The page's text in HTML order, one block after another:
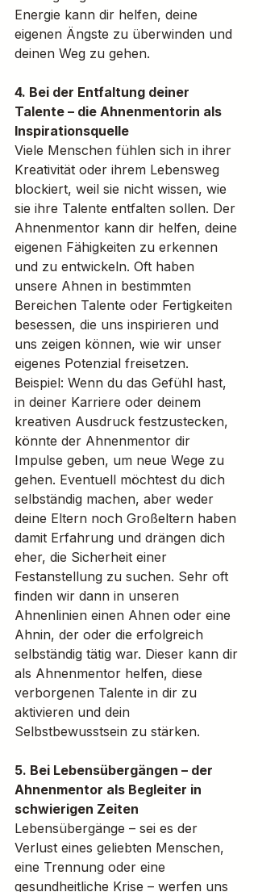
Energie kann dir helfen, deine
eigenen Ängste zu überwinden und
deinen Weg zu gehen.
4. Bei der Entfaltung deiner
Talente – die Ahnenmentorin als
Inspirationsquelle
Viele Menschen fühlen sich in ihrer
Kreativität oder ihrem Lebensweg
blockiert, weil sie nicht wissen, wie
sie ihre Talente entfalten sollen. Der
Ahnenmentor kann dir helfen, deine
eigenen Fähigkeiten zu erkennen
und zu entwickeln. Oft haben
unsere Ahnen in bestimmten
Bereichen Talente oder Fertigkeiten
besessen, die uns inspirieren und
uns zeigen können, wie wir unser
eigenes Potenzial freisetzen.
Beispiel: Wenn du das Gefühl hast,
in deiner Karriere oder deinem
kreativen Ausdruck festzustecken,
könnte der Ahnenmentor dir
Impulse geben, um neue Wege zu
gehen. Eventuell möchtest du dich
selbständig machen, aber weder
deine Eltern noch Großeltern haben
damit Erfahrung und drängen dich
eher, die Sicherheit einer
Festanstellung zu suchen. Sehr oft
finden wir dann in unseren
Ahnenlinien einen Ahnen oder eine
Ahnin, der oder die erfolgreich
selbständig tätig war. Dieser kann dir
als Ahnenmentor helfen, diese
verborgenen Talente in dir zu
aktivieren und dein
Selbstbewusstsein zu stärken.
5. Bei Lebensübergängen – der
Ahnenmentor als Begleiter in
schwierigen Zeiten
Lebensübergänge – sei es der
Verlust eines geliebten Menschen,
eine Trennung oder eine
gesundheitliche Krise – werfen uns